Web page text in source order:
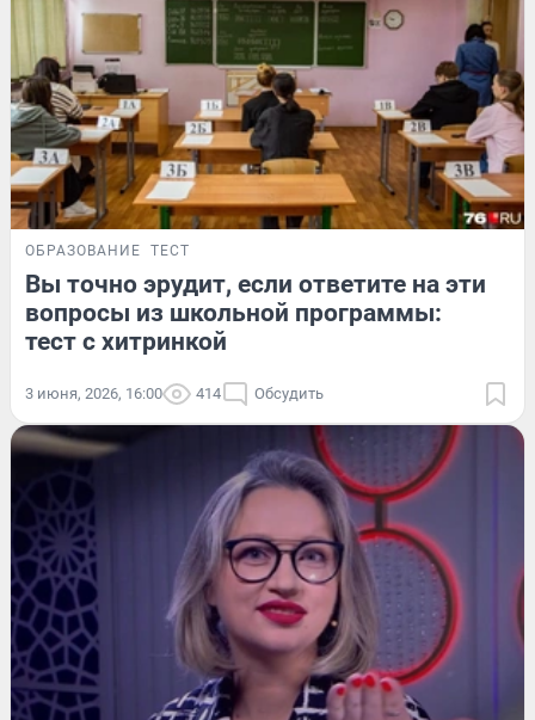
ОБРАЗОВАНИЕ ТЕСТ
Вы точно эрудит, если ответите на эти
вопросы из школьной программы:
тест с хитринкой
3 июня, 2026, 16:00 414 Обсудить